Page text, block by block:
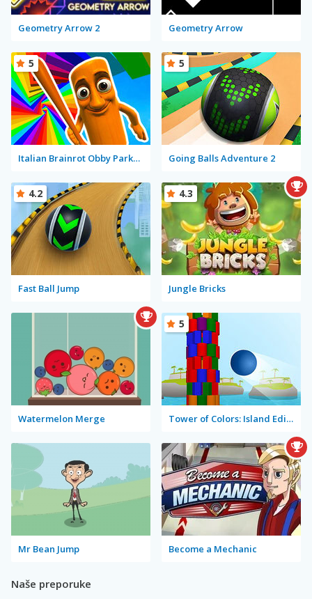
Geometry Arrow 2 Geometry Arrow
Italian Brainrot Obby Parkour
5
Going Balls Adventure 2
5
Fast Ball Jump
4.2
Jungle Bricks
4.3
Watermelon Merge Tower of Colors: Island Edition
5
Mr Bean Jump Become a Mechanic
Naše preporuke